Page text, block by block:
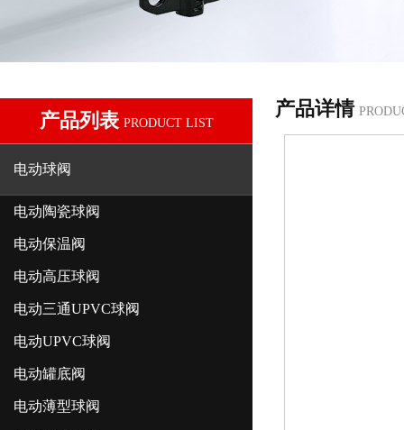
产品列表 PRODUCT LIST
电动球阀
电动陶瓷球阀
电动保温阀
电动高压球阀
电动三通UPVC球阀
电动UPVC球阀
电动罐底阀
电动薄型球阀
产品详情